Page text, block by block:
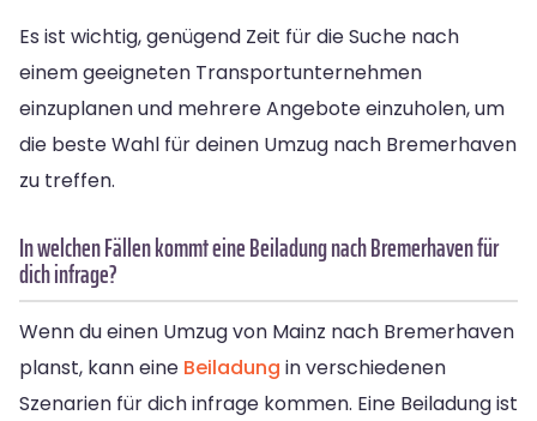
Es ist wichtig, genügend Zeit für die Suche nach
einem geeigneten Transportunternehmen
einzuplanen und mehrere Angebote einzuholen, um
die beste Wahl für deinen Umzug nach Bremerhaven
zu treffen.
In welchen Fällen kommt eine Beiladung nach Bremerhaven für
dich infrage?
Wenn du einen Umzug von Mainz nach Bremerhaven
planst, kann eine Beiladung in verschiedenen
Szenarien für dich infrage kommen. Eine Beiladung ist